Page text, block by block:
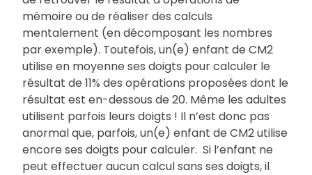
mémoire ou de réaliser des calculs
mentalement (en décomposant les nombres
par exemple). Toutefois, un(e) enfant de CM2
utilise en moyenne ses doigts pour calculer le
résultat de 11% des opérations proposées dont le
résultat est en-dessous de 20. Même les adultes
utilisent parfois leurs doigts ! Il n’est donc pas
anormal que, parfois, un(e) enfant de CM2 utilise
encore ses doigts pour calculer. Si l’enfant ne
peut effectuer aucun calcul sans ses doigts, il